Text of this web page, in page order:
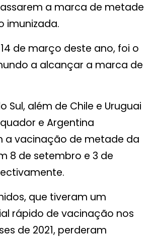
a marca de metade
imunizada.
de março deste ano, foi o
a alcançar a marca de
Sul, além de Chile e Uruguai
e Argentina
a vacinação de metade da
8 de setembro e 3 de
que tiveram um
rápido de vacinação nos
de 2021, perderam